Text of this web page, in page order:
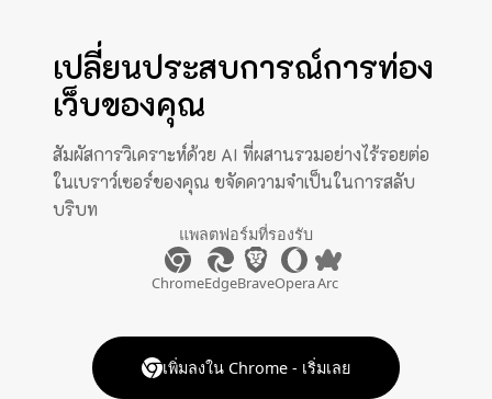
เปลี่ยนประสบการณ์การท่อง
เว็บของคุณ
สัมผัสการวิเคราะห์ด้วย AI ที่ผสานรวมอย่างไร้รอยต่อ
ในเบราว์เซอร์ของคุณ ขจัดความจำเป็นในการสลับ
บริบท
แพลตฟอร์มที่รองรับ
ChromeEdgeBraveOperaArc
เพิ่มลงใน Chrome - เริ่มเลย